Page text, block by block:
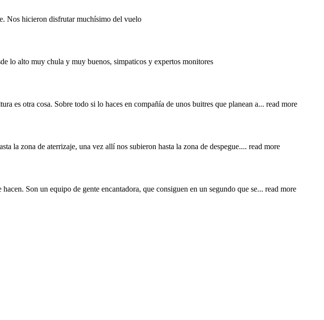
Nos hicieron disfrutar muchísimo del vuelo
lo alto muy chula y muy buenos, simpaticos y expertos monitores
es otra cosa. Sobre todo si lo haces en compañía de unos buitres que planean a... read more
la zona de aterrizaje, una vez allí nos subieron hasta la zona de despegue.... read more
Son un equipo de gente encantadora, que consiguen en un segundo que se... read more